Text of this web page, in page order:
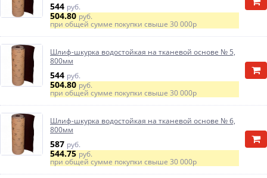
544 руб.
504.80руб.
при общей сумме покупки свыше 30 000р
Шлиф-шкурка водостойкая на тканевой основе № 5,
800мм
544 руб.
504.80руб.
при общей сумме покупки свыше 30 000р
Шлиф-шкурка водостойкая на тканевой основе № 6,
800мм
587 руб.
544.75руб.
при общей сумме покупки свыше 30 000р